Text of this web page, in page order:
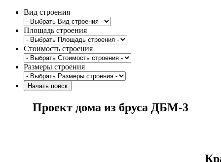
Вид строения
Площадь строения
Стоимость строения
Размеры строения
Проект дома из бруса ДБМ-3